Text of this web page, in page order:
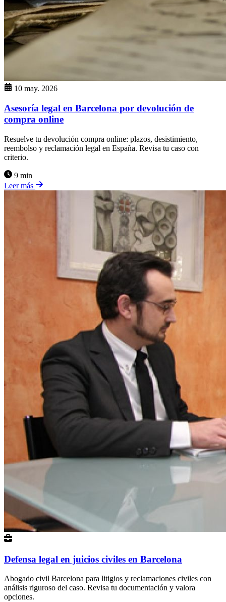
10 may. 2026
Asesoría legal en Barcelona por devolución de
compra online
Resuelve tu devolución compra online: plazos, desistimiento,
reembolso y reclamación legal en España. Revisa tu caso con
criterio.
9 min
Leer más
Defensa legal en juicios civiles en Barcelona
Abogado civil Barcelona para litigios y reclamaciones civiles con
análisis riguroso del caso. Revisa tu documentación y valora
opciones.